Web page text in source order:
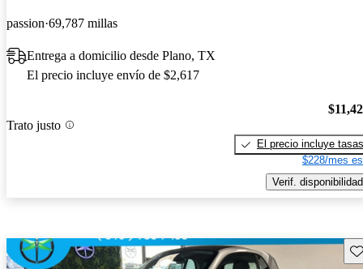
passion 69,787 millas
Entrega a domicilio desde Plano, TX
El precio incluye envío de $2,617
Trato justo
El precio incluye tasas
$228/mes
Verif. disponibilidad